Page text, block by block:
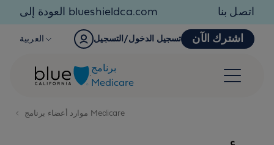
Skip to contentالعودة إلى blueshieldca.com اتصل بنا
العربية تسجيل الدخول/التسجيل اشترك الآن
برنامج
Medicare
موارد أعضاء برنامج Medicare